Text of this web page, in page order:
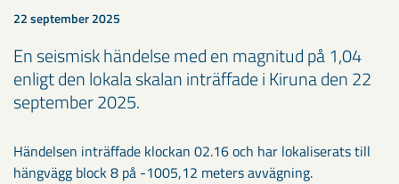
22 september 2025
En seismisk händelse med en magnitud på 1,04
enligt den lokala skalan inträffade i Kiruna den 22
september 2025.
Händelsen inträffade klockan 02.16 och har lokaliserats till
hängvägg block 8 på -1005,12 meters avvägning.